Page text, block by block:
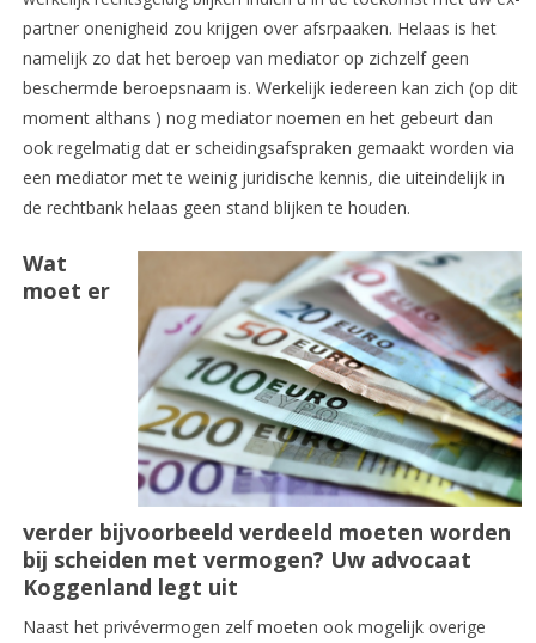
partner onenigheid zou krijgen over afsrpaaken. Helaas is het
namelijk zo dat het beroep van mediator op zichzelf geen
beschermde beroepsnaam is. Werkelijk iedereen kan zich (op dit
moment althans ) nog mediator noemen en het gebeurt dan
ook regelmatig dat er scheidingsafspraken gemaakt worden via
een mediator met te weinig juridische kennis, die uiteindelijk in
de rechtbank helaas geen stand blijken te houden.
Wat
moet er
verder bijvoorbeeld verdeeld moeten worden
bij scheiden met vermogen? Uw advocaat
Koggenland legt uit
Naast het privévermogen zelf moeten ook mogelijk overige